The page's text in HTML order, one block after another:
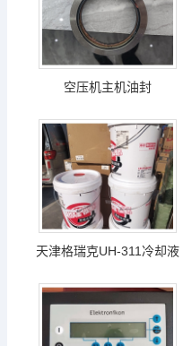
空压机主机油封
天津格瑞克UH-311冷却液